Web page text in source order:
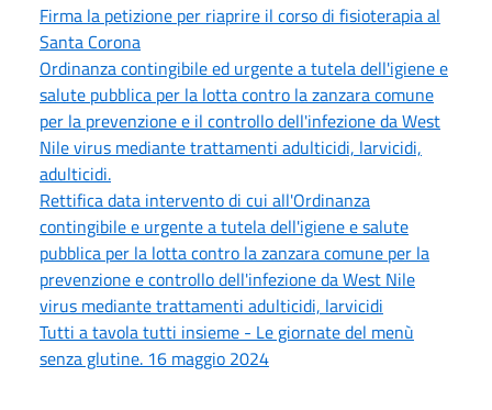
Firma la petizione per riaprire il corso di fisioterapia al
Santa Corona
Ordinanza contingibile ed urgente a tutela dell'igiene e
salute pubblica per la lotta contro la zanzara comune
per la prevenzione e il controllo dell'infezione da West
Nile virus mediante trattamenti adulticidi, larvicidi,
adulticidi.
Rettifica data intervento di cui all'Ordinanza
contingibile e urgente a tutela dell'igiene e salute
pubblica per la lotta contro la zanzara comune per la
prevenzione e controllo dell'infezione da West Nile
virus mediante trattamenti adulticidi, larvicidi
Tutti a tavola tutti insieme - Le giornate del menù
senza glutine. 16 maggio 2024